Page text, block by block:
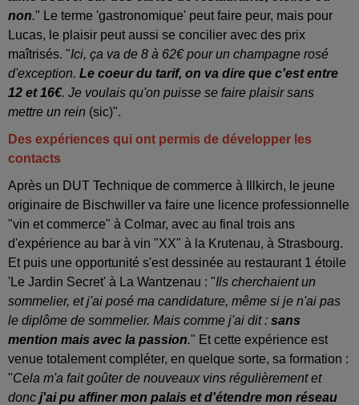
non." Le terme 'gastronomique' peut faire peur, mais pour
Lucas, le plaisir peut aussi se concilier avec des prix
maîtrisés. "Ici, ça va de 8 à 62€ pour un champagne rosé
d'exception. Le coeur du tarif, on va dire que c'est entre
12 et 16€. Je voulais qu'on puisse se faire plaisir sans
mettre un rein (sic)".
Des expériences qui ont permis de développer les
contacts
Après un DUT Technique de commerce à Illkirch, le jeune
originaire de Bischwiller va faire une licence professionnelle
"vin et commerce" à Colmar, avec au final trois ans
d'expérience au bar à vin "XX" à la Krutenau, à Strasbourg.
Et puis une opportunité s'est dessinée au restaurant 1 étoile
'Le Jardin Secret' à La Wantzenau : "Ils cherchaient un
sommelier, et j'ai posé ma candidature, même si je n'ai pas
le diplôme de sommelier. Mais comme j'ai dit : sans
mention mais avec la passion." Et cette expérience est
venue totalement compléter, en quelque sorte, sa formation :
"Cela m'a fait goûter de nouveaux vins régulièrement et
donc j'ai pu affiner mon palais et d'étendre mon réseau